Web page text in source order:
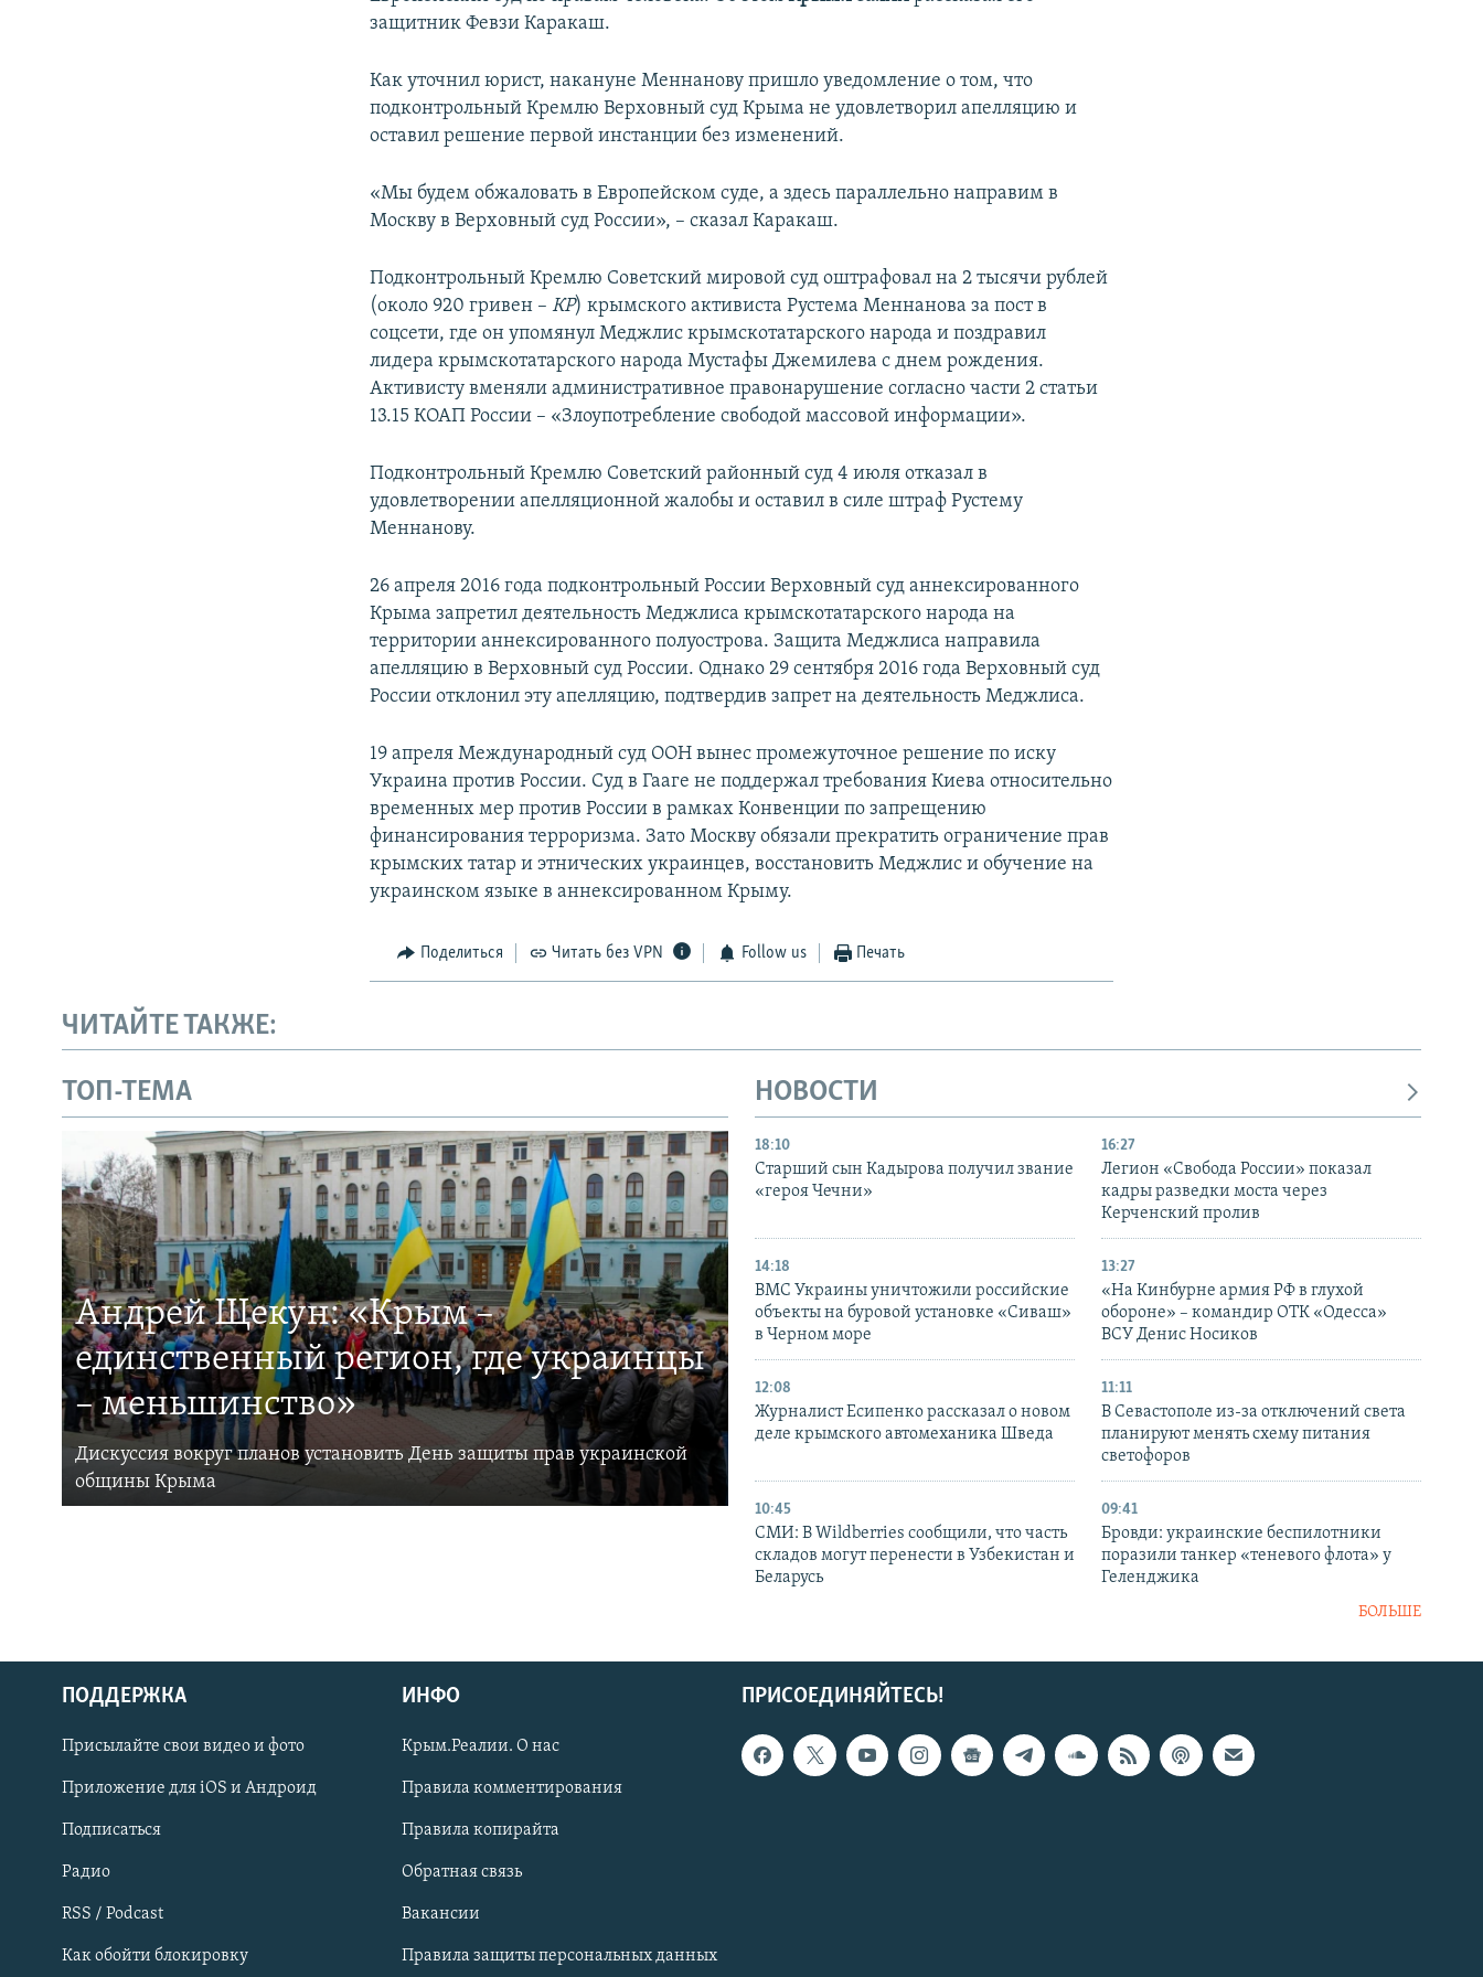
Українською
Qırımtatar
ПРИСОЕДИНЯЙТЕСЬ!
защитник Февзи Каракаш.
Как уточнил юрист, накануне Меннанову пришло уведомление о том, что
подконтрольный Кремлю Верховный суд Крыма не удовлетворил апелляцию и
оставил решение первой инстанции без изменений.
«Мы будем обжаловать в Европейском суде, а здесь параллельно направим в
Москву в Верховный суд России», – сказал Каракаш.
Подконтрольный Кремлю Советский мировой суд оштрафовал на 2 тысячи рублей
(около 920 гривен – КР) крымского активиста Рустема Меннанова за пост в
соцсети, где он упомянул Меджлис крымскотатарского народа и поздравил
лидера крымскотатарского народа Мустафы Джемилева с днем рождения.
Активисту вменяли административное правонарушение согласно части 2 статьи
13.15 КОАП России – «Злоупотребление свободой массовой информации».
Подконтрольный Кремлю Советский районный суд 4 июля отказал в
удовлетворении апелляционной жалобы и оставил в силе штраф Рустему
Меннанову.
26 апреля 2016 года подконтрольный России Верховный суд аннексированного
Крыма запретил деятельность Меджлиса крымскотатарского народа на
территории аннексированного полуострова. Защита Меджлиса направила
апелляцию в Верховный суд России. Однако 29 сентября 2016 года Верховный суд
России отклонил эту апелляцию, подтвердив запрет на деятельность Меджлиса.
19 апреля Международный суд ООН вынес промежуточное решение по иску
Украина против России. Суд в Гааге не поддержал требования Киева относительно
временных мер против России в рамках Конвенции по запрещению
финансирования терроризма. Зато Москву обязали прекратить ограничение прав
крымских татар и этнических украинцев, восстановить Меджлис и обучение на
украинском языке в аннексированном Крыму.
Поделиться Читать без VPN Follow us Печать
ЧИТАЙТЕ ТАКЖЕ:
ТОП-ТЕМА
Андрей Щекун: «Крым –
единственный регион, где украинцы
– меньшинство»
Дискуссия вокруг планов установить День защиты прав украинской
общины Крыма
НОВОСТИ
18:10
Старший сын Кадырова получил звание
«героя Чечни»
16:27
Легион «Свобода России» показал
кадры разведки моста через
Керченский пролив
14:18
ВМС Украины уничтожили российские
объекты на буровой установке «Сиваш»
в Черном море
13:27
«На Кинбурне армия РФ в глухой
обороне» – командир ОТК «Одесса»
ВСУ Денис Носиков
12:08
Журналист Есипенко рассказал о новом
деле крымского автомеханика Шведа
11:11
В Севастополе из-за отключений света
планируют менять схему питания
светофоров
10:45
СМИ: В Wildberries сообщили, что часть
складов могут перенести в Узбекистан и
Беларусь
09:41
Бровди: украинские беспилотники
поразили танкер «теневого флота» у
Геленджика
БОЛЬШЕ
ПРИСОЕДИНЯЙТЕСЬ!
ПОДДЕРЖКА
Присылайте свои видео и фото
Приложение для iOS и Андроид
Подписаться
Радио
RSS / Podcast
Как обойти блокировку
ИНФО
Крым.Реалии. О нас
Правила комментирования
Правила копирайта
Обратная связь
Вакансии
Правила защиты персональных данных